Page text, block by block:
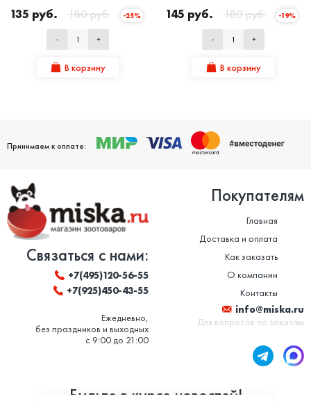
135 руб. 180 руб. -25%
- +
В корзину
145 руб. 180 руб. -19%
- +
В корзину
Принимаем к оплате:
Связаться с нами:
+7(495)120-56-55
+7(925)450-43-55
Ежедневно,
без праздников и выходных
с 9:00 до 21:00
Покупателям
Главная
Доставка и оплата
Как заказать
О компании
Контакты
info@miska.ru
Для вопросов по заказам
Будьте в курсе новостей!